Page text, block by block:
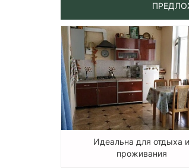
Идеальна для отдыха и
проживания